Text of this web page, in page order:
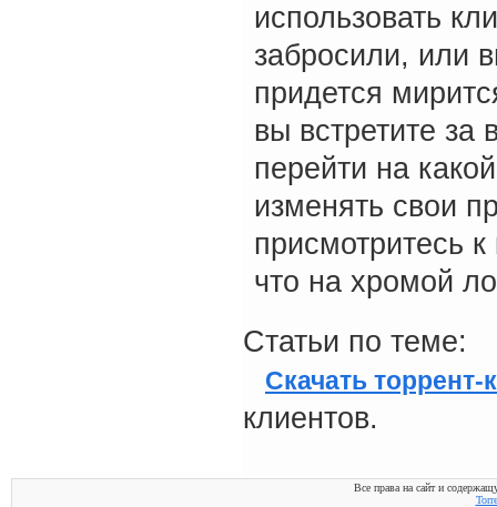
использовать
забросили, или
придется
вы встретите
перейти на
изменять свои
присмотритесь
что на хромой
Статьи по теме:
Скачать торрент-
клиентов.
Все права на сайт и